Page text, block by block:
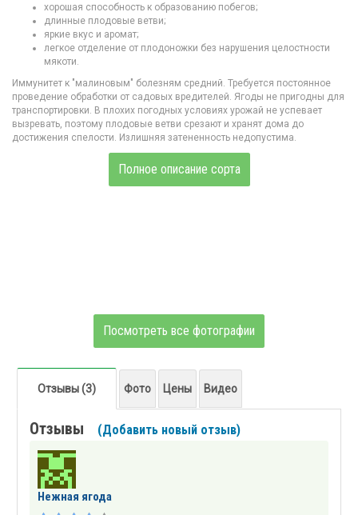
хорошая способность к образованию побегов;
длинные плодовые ветви;
яркие вкус и аромат;
легкое отделение от плодоножки без нарушения целостности
мякоти.
Иммунитет к "малиновым" болезням средний. Требуется постоянное
проведение обработки от садовых вредителей. Ягоды не пригодны для
транспортировки. В плохих погодных условиях урожай не успевает
вызревать, поэтому плодовые ветви срезают и хранят дома до
достижения спелости. Излишняя затененность недопустима.
Полное описание сорта
Посмотреть все фотографии
Отзывы (3) Фото Цены Видео
Отзывы (Добавить новый отзыв)
Нежная ягода